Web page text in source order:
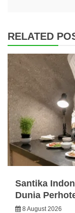
RELATED
Santika
Dunia
8 August 2026